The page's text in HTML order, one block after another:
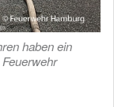
haben ein